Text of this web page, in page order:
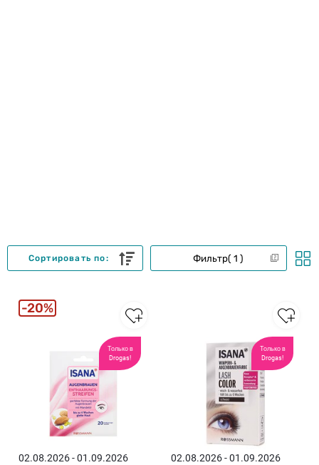
Фильтр 1
Сортировать по:
Только в
Drogas!
02.08.2026 - 01.09.2026
20%
Только в
Drogas!
02.08.2026 - 01.09.2026